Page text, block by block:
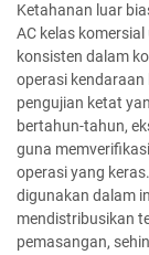
Ketahanan luar
AC kelas
konsisten dalam
operasi kendaraan
pengujian ketat
bertahun-tahun,
guna
operasi yang
digunakan dalam
mendistribusikan
pemasangan,